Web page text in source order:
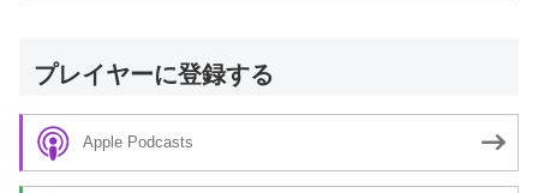
プレイヤーに登録する
Apple Podcasts